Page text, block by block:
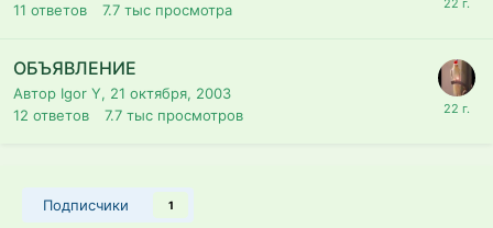
11 ответов 7.7 тыс просмотра
ОБЪЯВЛЕНИЕ
Автор Igor Y, 21 октября, 2003
12 ответов 7.7 тыс просмотров
Подписчики 1